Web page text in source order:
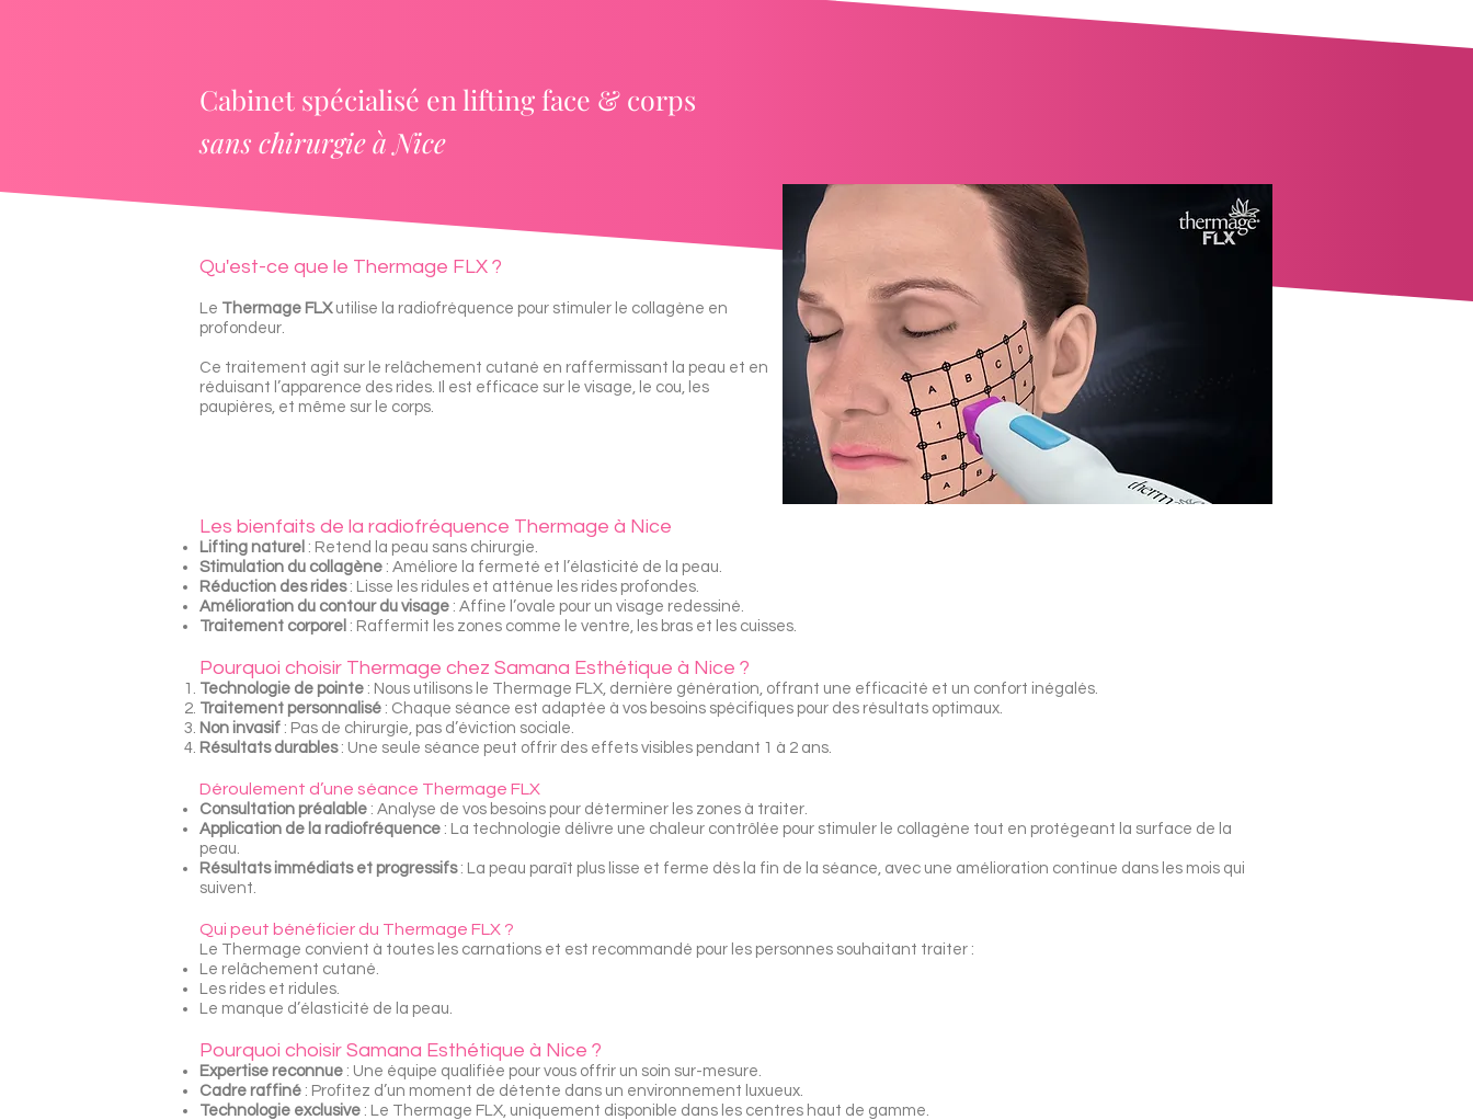
Cabinet spécialisé en lifting face & corps
sans chirurgie à Nice
Qu'est-ce que le Thermage FLX ?
Le Thermage FLXutilise la radiofréquence pour stimuler le collagène en
profondeur.
Ce traitement agit sur le relâchement cutané en raffermissant la peau et en
réduisant l’apparence des rides. Il est efficace sur le visage, le cou, les
paupières, et même sur le corps.
Les bienfaits de la radiofréquence Thermage à Nice
Lifting naturel : Retend la peau sans chirurgie.
Stimulation du collagène : Améliore la fermeté et l’élasticité de la peau.
Réduction des rides: Lisse les ridules et atténue les rides profondes.
Amélioration du contour du visage : Affine l’ovale pour un visage redessiné.
Traitement corporel : Raffermit les zones comme le ventre, les bras et les cuisses.
Pourquoi choisir Thermage chez Samana Esthétique à Nice ?
Technologie de pointe : Nous utilisons le Thermage FLX, dernière génération, offrant une efficacité et un confort inégalés.
Traitement personnalisé : Chaque séance est adaptée à vos besoins spécifiques pour des résultats optimaux.
Non invasif : Pas de chirurgie, pas d’éviction sociale.
Résultats durables: Une seule séance peut offrir des effets visibles pendant 1 à 2 ans.
Déroulement d’une séance Thermage FLX
Consultation préalable : Analyse de vos besoins pour déterminer les zones à traiter.
Application de la radiofréquence : La technologie délivre une chaleur contrôlée pour stimuler le collagène tout en protégeant la surface de la
peau.
Résultats immédiats et progressifs: La peau paraît plus lisse et ferme dès la fin de la séance, avec une amélioration continue dans les mois qui
suivent.
Qui peut bénéficier du Thermage FLX ?
Le Thermage convient à toutes les carnations et est recommandé pour les personnes souhaitant traiter :
Le relâchement cutané.
Les rides et ridules.
Le manque d’élasticité de la peau.
Pourquoi choisir Samana Esthétique à Nice ?
Expertise reconnue : Une équipe qualifiée pour vous offrir un soin sur-mesure.
Cadre raffiné : Profitez d’un moment de détente dans un environnement luxueux.
Technologie exclusive : Le Thermage FLX, uniquement disponible dans les centres haut de gamme.